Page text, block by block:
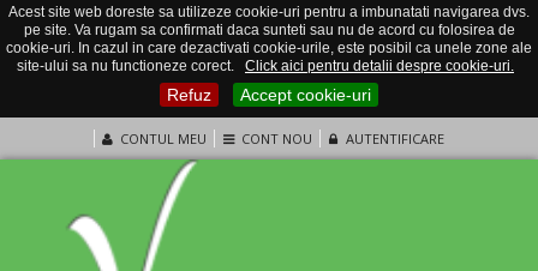
Acest site web doreste sa utilizeze cookie-uri pentru a imbunatati navigarea dvs.
pe site. Va rugam sa confirmati daca sunteti sau nu de acord cu folosirea de
cookie-uri. In cazul in care dezactivati cookie-urile, este posibil ca unele zone ale
site-ului sa nu functioneze corect.
Click aici pentru detalii despre cookie-uri.
Refuz Accept cookie-uri
CONTUL MEU CONT NOU AUTENTIFICARE